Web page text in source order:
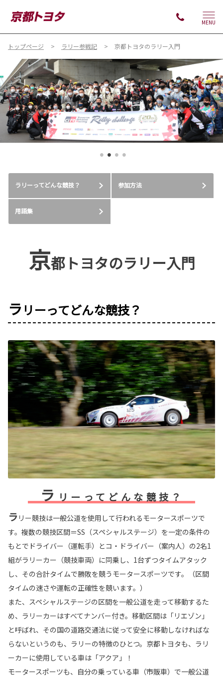
MENU
トップページ ラリー参戦記 京都トヨタのラリー入門
ラリーってどんな競技？ 参加方法
用語集
京都トヨタのラリー入門
ラ リーってどんな競技？
ラ リーってどんな競技？
ラ リー競技は一般公道を使用して行われるモータースポーツで
す。複数の競技区間＝SS（スペシャルステージ）を一定の条件の
もとでドライバー（運転手）とコ・ドライバー（案内人）の2名1
組がラリーカー（競技車両）に同乗し、1台ずつタイムアタック
し、その合計タイムで勝敗を競うモータースポーツです。（区間
タイムの速さや運転の正確性を競います。）
また、スペシャルステージの区間を一般公道を走って移動するた
め、ラリーカーはすべてナンバー付き。移動区間は「リエゾン」
と呼ばれ、その国の道路交通法に従って安全に移動しなければな
らないというのも、ラリーの特徴のひとつ。京都トヨタも、ラリ
ーカーに使用している車は「アクア」！
モータースポーツも、自分の乗っている車（市販車）で一般公道